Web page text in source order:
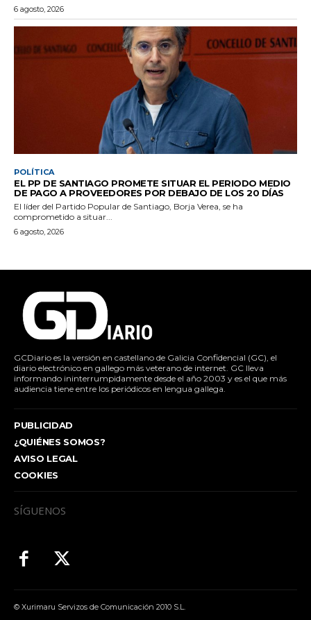
6 agosto, 2026
POLÍTICA
EL PP DE SANTIAGO PROMETE SITUAR EL PERIODO MEDIO
DE PAGO A PROVEEDORES POR DEBAJO DE LOS 20 DÍAS
El líder del Partido Popular de Santiago, Borja Verea, se ha
comprometido a situar...
6 agosto, 2026
GCDiario es la versión en castellano de Galicia Confidencial (GC), el
diario electrónico en gallego más veterano de internet. GC lleva
informando ininterrumpidamente desde el año 2003 y es el que más
audiencia tiene entre los periódicos en lengua gallega.
PUBLICIDAD
¿QUIÉNES SOMOS?
AVISO LEGAL
COOKIES
SÍGUENOS
© Xurimaru Servizos de Comunicación 2010 S.L.